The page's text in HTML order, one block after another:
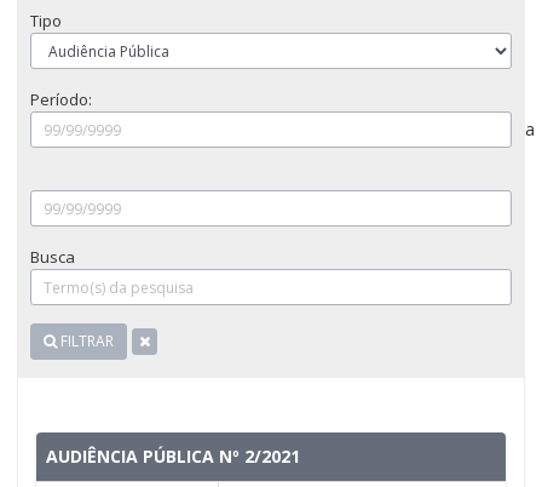
Tipo
Período:
a
Busca
FILTRAR
AUDIÊNCIA PÚBLICA Nº 2/2021